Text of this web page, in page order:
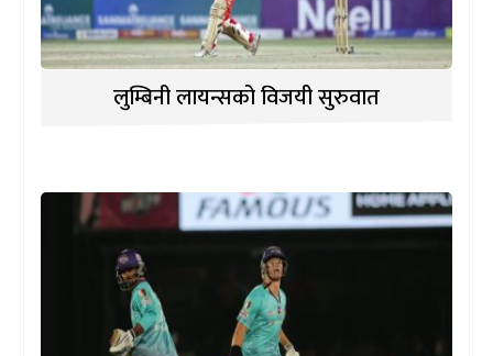
लुम्बिनी लायन्सको विजयी सुरुवात